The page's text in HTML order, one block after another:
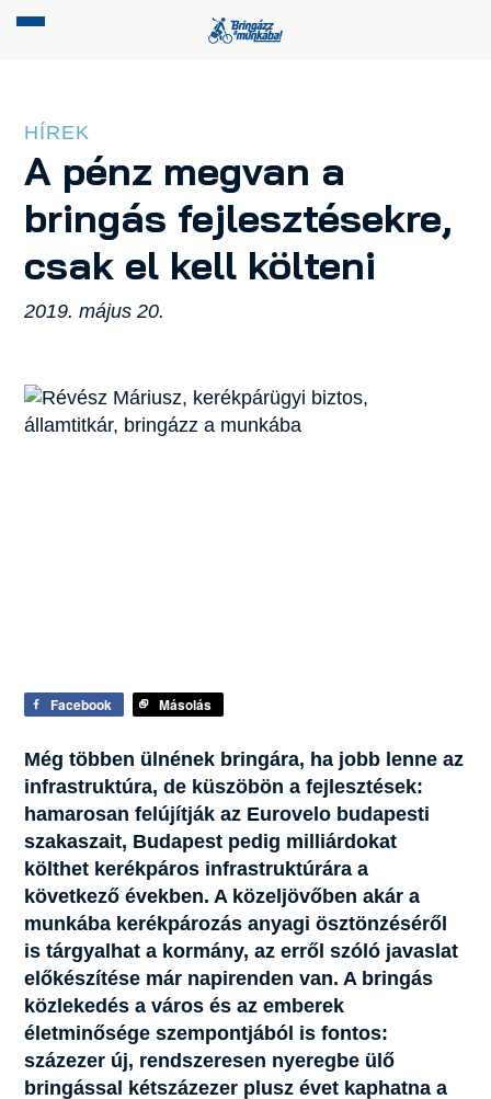
HÍREK
A pénz megvan a
bringás fejlesztésekre,
csak el kell költeni
2019. május 20.
Facebook Másolás
Még többen ülnének bringára, ha jobb lenne az
infrastruktúra, de küszöbön a fejlesztések:
hamarosan felújítják az Eurovelo budapesti
szakaszait, Budapest pedig milliárdokat
költhet kerékpáros infrastruktúrára a
következő években. A közeljövőben akár a
munkába kerékpározás anyagi ösztönzéséről
is tárgyalhat a kormány, az erről szóló javaslat
előkészítése már napirenden van. A bringás
közlekedés a város és az emberek
életminősége szempontjából is fontos:
százezer új, rendszeresen nyeregbe ülő
bringással kétszázezer plusz évet kaphatna a